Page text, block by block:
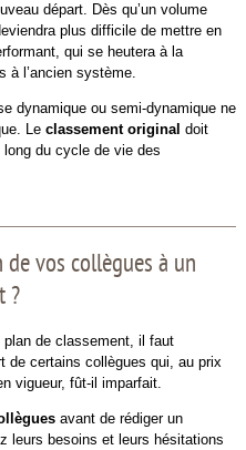
départ. Dès qu’un volume
plus difficile de mettre en
qui se heutera à la
à l’ancien système.
dynamique ou semi-dynamique ne
Le classement original doit
du cycle de vie des
de vos collègues à un
?
plan de classement, il faut
de certains collègues qui, au prix
vigueur, fût-il imparfait.
avant de rédiger un
leurs besoins et leurs hésitations